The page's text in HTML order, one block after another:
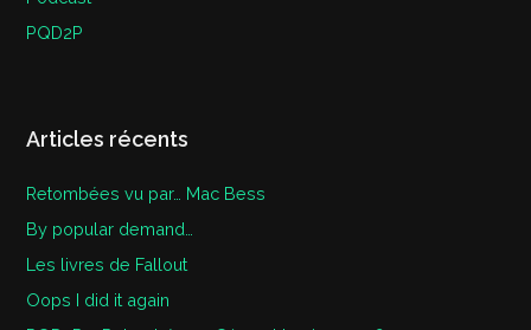
PQD2P
Articles récents
Retombées vu par… Mac Bess
By popular demand…
Les livres de Fallout
Oops I did it again